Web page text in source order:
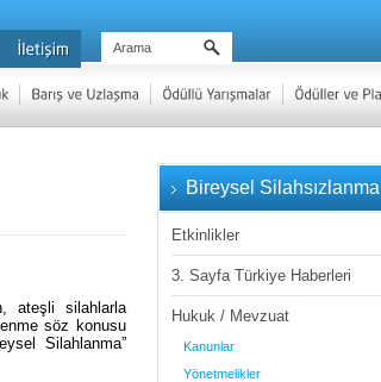
ateşli silahlarla
söz konusu
Silahlanma”
Bireysel Silahsızlanma
Etkinlikler
3. Sayfa Türkiye Haberleri
Hukuk / Mevzuat
Kanunlar
Yönetmelikler